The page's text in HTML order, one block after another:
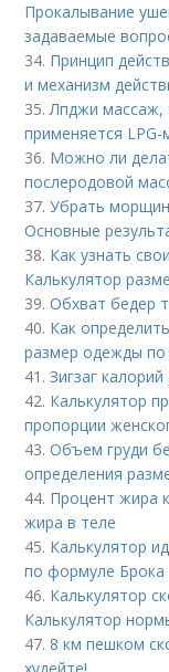
Прокалывание
задаваемые
34. Принцип
и механизм
35.Лпджи массаж,
применяется LPG-
36. Можно ли
послеродовой
37.Убрать
Основные
38. Как узнать
Калькулятор
39.Обхват бедер
40. Как
размер одежды по
41.Зигзаг
42. Калькулятор
пропорции
43.Объем груди
определения
44. Процент жира
жира в теле
45. Калькулятор
по формуле Брока
46. Калькулятор
Калькулятор
47.8 км пешком